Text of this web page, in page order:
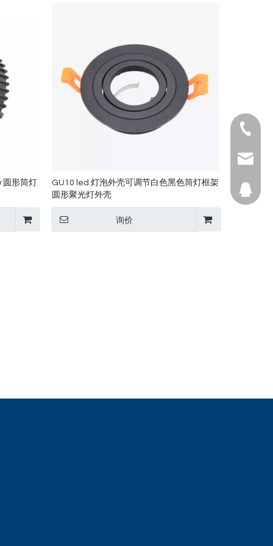
形筒灯
GU10 led 灯泡外壳可调节白色黑色筒灯框架
圆形聚光灯外壳
询价
电话：
邮箱：
QQ：